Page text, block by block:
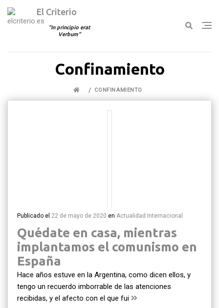
El Criterio
In principio erat
Verbum
Confinamiento
CONFINAMIENTO
Publicado el 22 de mayo de 2020 en Actualidad Internacional
Quédate en casa, mientras
implantamos el comunismo en
España
Hace años estuve en la Argentina, como dicen ellos, y
tengo un recuerdo imborrable de las atenciones
recibidas, y el afecto con el que fui